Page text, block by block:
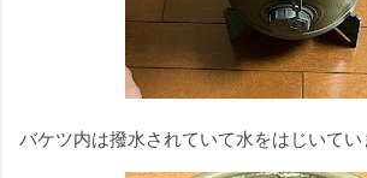
バケツ内は撥水されていて水をはじいてい